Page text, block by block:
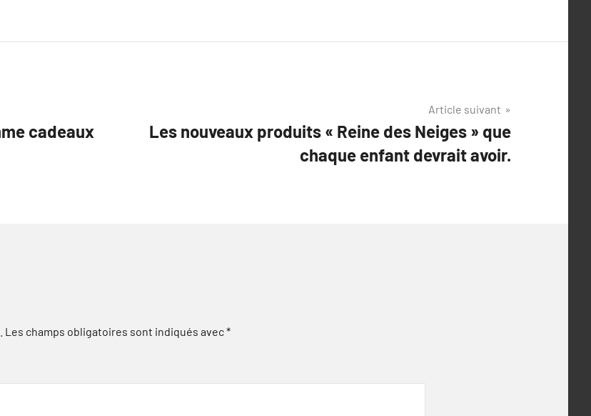
cadeaux
Article suivant
Les nouveaux produits « Reine des Neiges » que
chaque enfant devrait avoir.
Les champs obligatoires sont indiqués avec*